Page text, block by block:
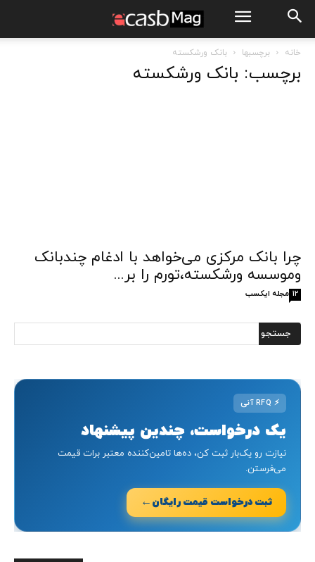
خانه برچسبها بانک ورشکسته
برچسب: بانک ورشکسته
چرا بانک مرکزی می‌خواهد با ادغام چندبانک
وموسسه ورشکسته،تورم را بر...
مجله ایکسب 12
⚡
یک درخواست، چندین پیشنهاد
نیازت رو یک‌بار ثبت کن، ده‌ها تامین‌کننده معتبر برات قیمت
می‌فرستن.
ثبت درخواست قیمت رایگان ←